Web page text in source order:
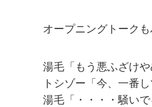
オープニングトーク
湯毛「もう悪ふざけや
トシゾー「今、一番し
湯毛「・・・・騒いで